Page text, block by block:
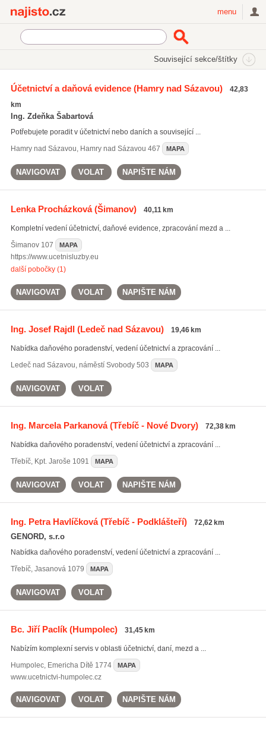
menu
Související sekce/štítky
Najisto.cz
zpracování účetnictví
externí vedení účetnictví(6406)
Všechny související štítky
Účetnictví a daňová evidence(Hamry nad Sázavou)
42,83
km
Ing. Zdeňka Šabartová
Potřebujete poradit v účetnictví nebo daních a související ...
Hamry nad Sázavou, Hamry nad Sázavou 467 MAPA
NAVIGOVAT VOLAT NAPIŠTE NÁM
Lenka Procházková(Šimanov) 40,11 km
Kompletní vedení účetnictví, daňové evidence, zpracování mezd a ...
Šimanov107 MAPA
https://www.ucetnisluzby.eu
další pobočky (1)
NAVIGOVAT VOLAT NAPIŠTE NÁM
Ing. Josef Rajdl(Ledeč nad Sázavou) 19,46 km
Nabídka daňového poradenství, vedení účetnictví a zpracování ...
Ledeč nad Sázavou, náměstí Svobody 503 MAPA
NAVIGOVAT VOLAT
Ing. Marcela Parkanová(Třebíč - Nové Dvory) 72,38 km
Nabídka daňového poradenství, vedení účetnictví a zpracování ...
Třebíč, Kpt. Jaroše 1091 MAPA
NAVIGOVAT VOLAT NAPIŠTE NÁM
Ing. Petra Havlíčková(Třebíč - Podklášteří) 72,62 km
GENORD, s.r.o
Nabídka daňového poradenství, vedení účetnictví a zpracování ...
Třebíč, Jasanová 1079 MAPA
NAVIGOVAT VOLAT
Bc. Jiří Paclík(Humpolec) 31,45 km
Nabízím komplexní servis v oblasti účetnictví, daní, mezd a ...
Humpolec, Emericha Dítě 1774 MAPA
www.ucetnictvi-humpolec.cz
NAVIGOVAT VOLAT NAPIŠTE NÁM